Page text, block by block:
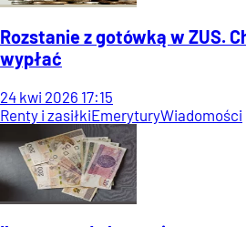
Rozstanie z gotówką w ZUS.
wypłać
24 kwi 2026 17:15
Renty i zasiłkiEmeryturyWiadomości